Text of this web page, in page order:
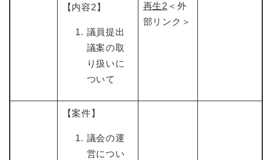
【内容2】
議員提出
議案の取
り扱いに
ついて
再生2 ＜外
部リンク＞
【案件】
議会の運
営につい